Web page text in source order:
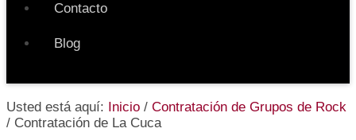
Contacto
Blog
Usted está aquí: Inicio / Contratación de Grupos de Rock
/ Contratación de La Cuca